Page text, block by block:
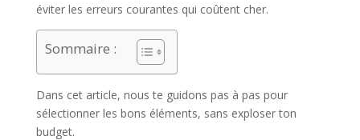
éviter les erreurs courantes qui coûtent cher.
Sommaire :
Dans cet article, nous te guidons pas à pas pour
sélectionner les bons éléments, sans exploser ton
budget.